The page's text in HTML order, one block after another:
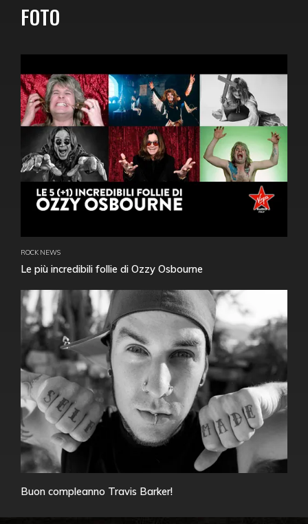
FOTO
ROCK NEWS
Le più incredibili follie di Ozzy Osbourne
Buon compleanno Travis Barker!